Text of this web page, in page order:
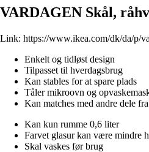
VARDAGEN Skål,
Link: https://www.ikea.com/dk/da/p/
Enkelt og tidløst design
Tilpasset til hverdagsbrug
Kan stables for at spare plads
Tåler mikroovn og
Kan matches med andre dele
Kan kun rumme 0,6 liter
Farvet glasur kan være mindre
Skal vaskes før brug